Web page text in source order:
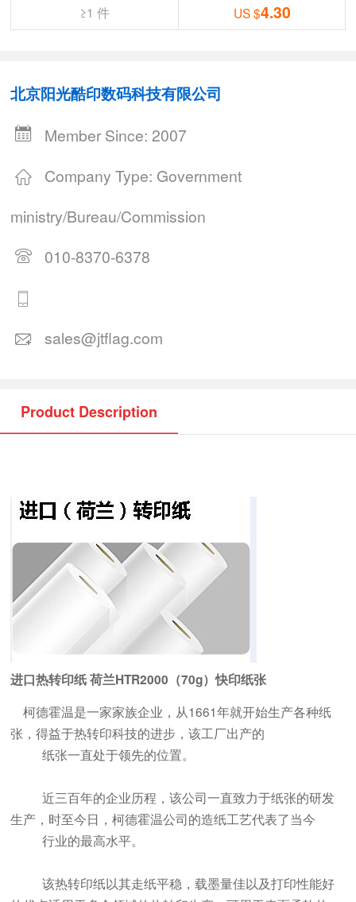
≥1 件
US $4.30
北京阳光酷印数码科技有限公司
Member Since: 2007
Company Type: Government
ministry/Bureau/Commission
010-8370-6378
sales@jtflag.com
Product Description
进口热转印纸 荷兰HTR2000（70g）快印纸张
柯德霍温是一家家族企业，从1661年就开始生产各种纸
张，得益于热转印科技的进步，该工厂出产的
纸张一直处于领先的位置。
近三百年的企业历程，该公司一直致力于纸张的研发
生产，时至今日，柯德霍温公司的造纸工艺代表了当今
行业的最高水平。
该热转印纸以其走纸平稳，载墨量佳以及打印性能好